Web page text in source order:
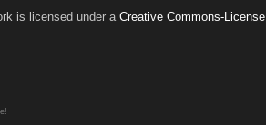
is licensed under a Creative Commons-License